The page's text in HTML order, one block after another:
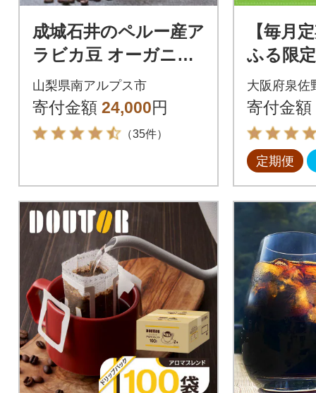
成城石井のペルー産ア
ラビカ豆 オーガニッ
クアイスコーヒー無
糖 1000ml×12本
山梨県南アルプス市
寄付金額 24,000円
（35件）
【毎月
ふる限
種類以
全2回
大阪府泉佐
寄付金額
定期便